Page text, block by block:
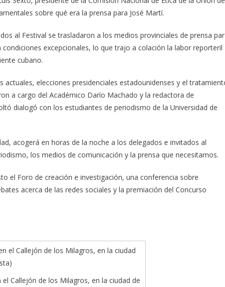
sobre qué era la prensa para José Martí.
al Festival se trasladaron a los medios provinciales de prensa
excepcionales, lo que trajo a colación la labor reporteril
cubano.
actuales, elecciones presidenciales estadounidenses y el
a cargo del Académico Darío Machado y la redactora de
dialogó con los estudiantes de periodismo de la Universidad de
acogerá en horas de la noche a los delegados e invitados al
los medios de comunicación y la prensa que necesitamos.
el Foro de creación e investigación, una conferencia sobre
acerca de las redes sociales y la premiación del Concurso
Callejón de los Milagros, en la ciudad de